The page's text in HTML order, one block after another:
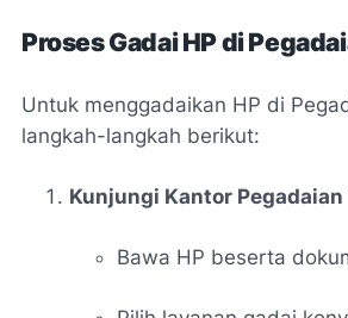
Proses Gadai HP di
Untuk menggadaikan HP di
langkah-langkah berikut:
Kunjungi Kantor Pegadaian
Bawa HP beserta